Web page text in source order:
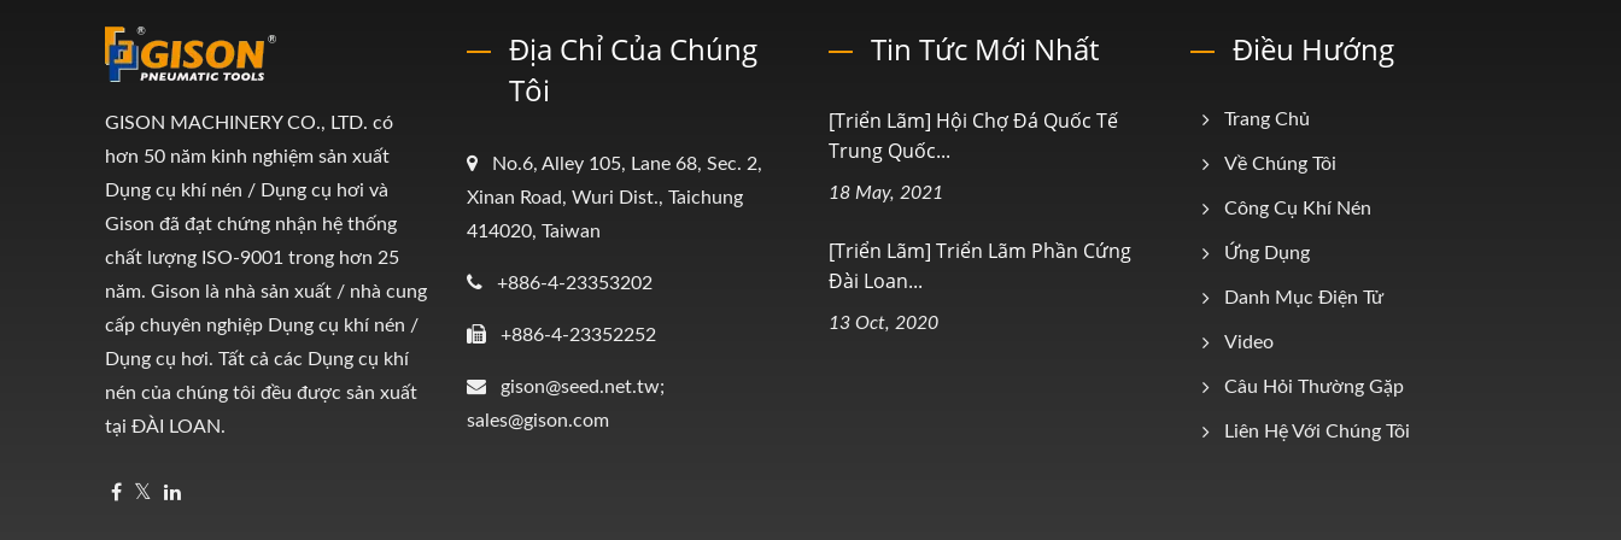
GISON MACHINERY CO., LTD. có
hơn 50 năm kinh nghiệm sản xuất
Dụng cụ khí nén / Dụng cụ hơi và
Gison đã đạt chứng nhận hệ thống
chất lượng ISO-9001 trong hơn 25
năm. Gison là nhà sản xuất / nhà cung
cấp chuyên nghiệp Dụng cụ khí nén /
Dụng cụ hơi. Tất cả các Dụng cụ khí
nén của chúng tôi đều được sản xuất
tại ĐÀI LOAN.
Địa Chỉ Của Chúng
Tôi
No.6, Alley 105, Lane 68, Sec. 2,
Xinan Road, Wuri Dist., Taichung
414020, Taiwan
+886-4-23353202
+886-4-23352252
gison@seed.net.tw;
sales@gison.com
Tin Tức Mới Nhất
[Triển Lãm] Hội Chợ Đá Quốc Tế
Trung Quốc...
18 May, 2021
[Triển Lãm] Triển Lãm Phần Cứng
Đài Loan...
13 Oct, 2020
Điều Hướng
Trang Chủ
Về Chúng Tôi
Công Cụ Khí Nén
Ứng Dụng
Danh Mục Điện Tử
Video
Câu Hỏi Thường Gặp
Liên Hệ Với Chúng Tôi